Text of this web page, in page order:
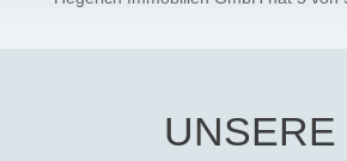
UNSERE